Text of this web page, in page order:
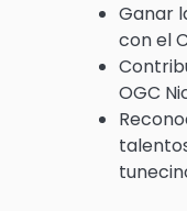
Ganar
con el
OGC